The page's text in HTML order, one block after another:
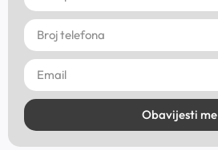
Obavijesti me